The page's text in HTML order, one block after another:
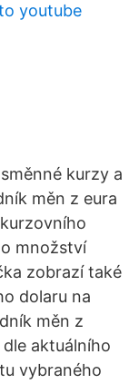
youtube
kurzy a
měn z eura
množství
zobrazí také
dolaru na
měn z
aktuálního
vybraného